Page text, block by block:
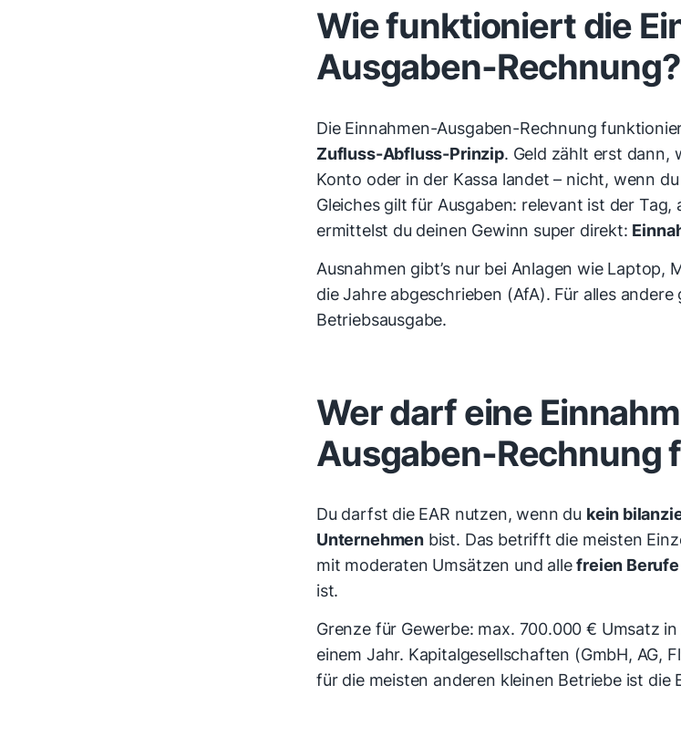
Wie funktioniert die
Ausgaben-Rechnung?
Die Einnahmen-Ausgaben-Rechnung
Zufluss-Abfluss-Prinzip. Geld zählt erst dann,
Konto oder in der Kassa landet – nicht, wenn
Gleiches gilt für Ausgaben: relevant ist der
ermittelst du deinen Gewinn super direkt:
Ausnahmen gibt’s nur bei Anlagen wie Laptop,
die Jahre abgeschrieben (AfA). Für alles
Betriebsausgabe.
Wer darf eine
Ausgaben-Rechnung
Du darfst die EAR nutzen, wenn du kein
Unternehmen bist. Das betrifft die meisten
mit moderaten Umsätzen und allefreien Berufe
ist.
Grenze für Gewerbe: max. 700.000 € Umsatz
einem Jahr. Kapitalgesellschaften (GmbH, AG,
für die meisten anderen kleinen Betriebe ist die